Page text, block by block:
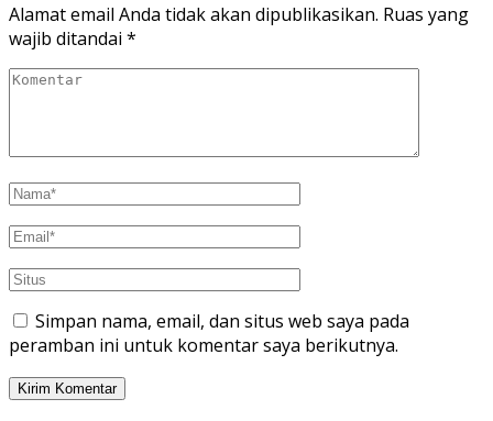
Alamat email Anda tidak akan dipublikasikan. Ruas yang
wajib ditandai *
Simpan nama, email, dan situs web saya pada
peramban ini untuk komentar saya berikutnya.